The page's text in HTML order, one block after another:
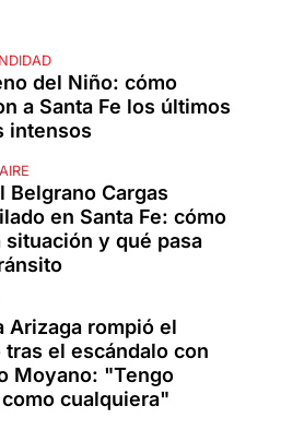
del Niño: cómo
a Santa Fe los últimos
intensos
Belgrano Cargas
en Santa Fe: cómo
situación y qué pasa
Arizaga rompió el
el escándalo con
Moyano: "Tengo
cualquiera"